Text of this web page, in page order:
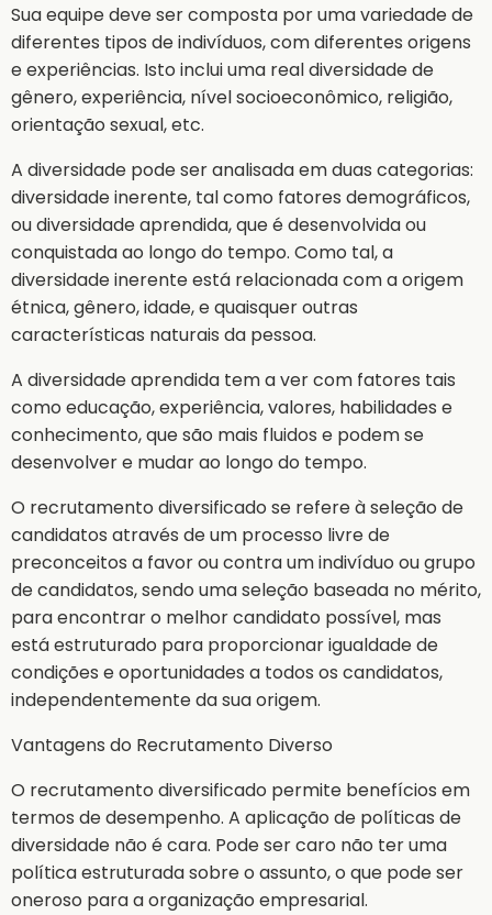
Sua equipe deve ser composta por uma variedade de
diferentes tipos de indivíduos, com diferentes origens
e experiências. Isto inclui uma real diversidade de
gênero, experiência, nível socioeconômico, religião,
orientação sexual, etc.
A diversidade pode ser analisada em duas categorias:
diversidade inerente, tal como fatores demográficos,
ou diversidade aprendida, que é desenvolvida ou
conquistada ao longo do tempo. Como tal, a
diversidade inerente está relacionada com a origem
étnica, gênero, idade, e quaisquer outras
características naturais da pessoa.
A diversidade aprendida tem a ver com fatores tais
como educação, experiência, valores, habilidades e
conhecimento, que são mais fluidos e podem se
desenvolver e mudar ao longo do tempo.
O recrutamento diversificado se refere à seleção de
candidatos através de um processo livre de
preconceitos a favor ou contra um indivíduo ou grupo
de candidatos, sendo uma seleção baseada no mérito,
para encontrar o melhor candidato possível, mas
está estruturado para proporcionar igualdade de
condições e oportunidades a todos os candidatos,
independentemente da sua origem.
Vantagens do Recrutamento Diverso
O recrutamento diversificado permite benefícios em
termos de desempenho. A aplicação de políticas de
diversidade não é cara. Pode ser caro não ter uma
política estruturada sobre o assunto, o que pode ser
oneroso para a organização empresarial.